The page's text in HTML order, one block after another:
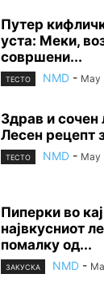
Путер
уста: Меки,
совршени...
ТЕСТО NMD - May
Здрав и сочен
Лесен рецепт
ТЕСТО NMD - May
Пиперки во
највкусниот
помалку од...
ЗАКУСКА NMD -